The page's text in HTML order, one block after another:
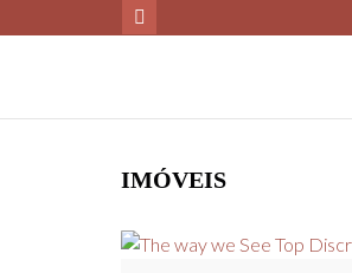
IMÓVEIS